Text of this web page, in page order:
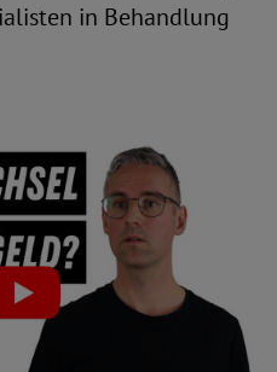
in Behandlung